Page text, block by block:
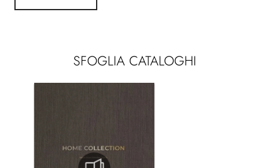
SFOGLIA CATALOGHI